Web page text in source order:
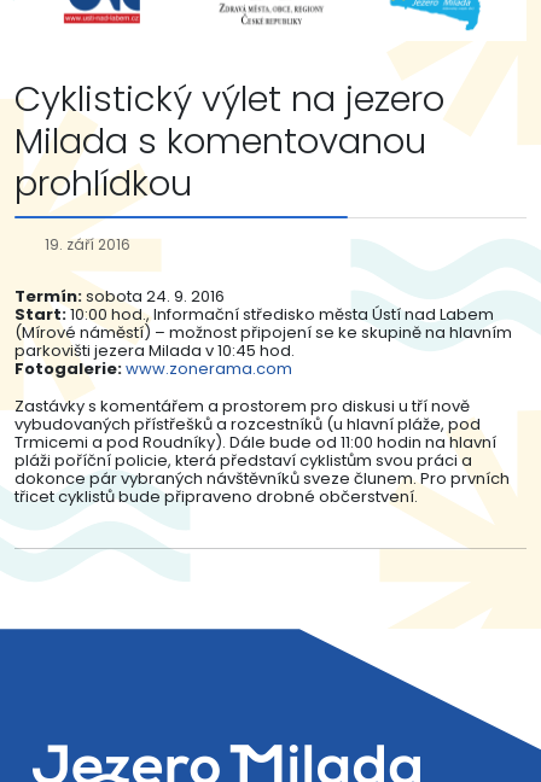
Cyklistický výlet na jezero
Milada s komentovanou
prohlídkou
19. září 2016
Termín:sobota 24. 9. 2016
Start:10:00 hod., Informační středisko města Ústí nad Labem
(Mírové náměstí) – možnost připojení se ke skupině na hlavním
parkovišti jezera Milada v 10:45 hod.
Fotogalerie:www.zonerama.com
Zastávky s komentářem a prostorem pro diskusi u tří nově
vybudovaných přístřešků a rozcestníků (u hlavní pláže, pod
Trmicemi a pod Roudníky). Dále bude od 11:00 hodin na hlavní
pláži poříční policie, která představí cyklistům svou práci a
dokonce pár vybraných návštěvníků sveze člunem. Pro prvních
třicet cyklistů bude připraveno drobné občerstvení.